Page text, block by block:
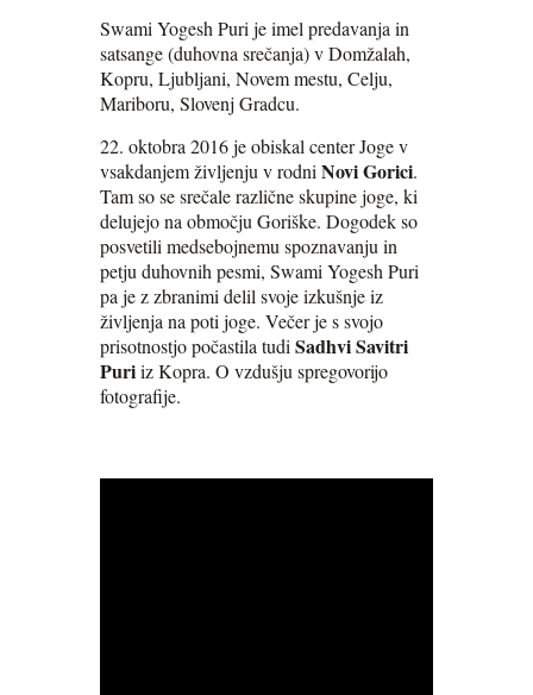
Swami Yogesh Puri je imel predavanja in
satsange (duhovna srečanja) v Domžalah,
Kopru, Ljubljani, Novem mestu, Celju,
Mariboru, Slovenj Gradcu.
22. oktobra 2016 je obiskal center Joge v
vsakdanjem življenju v rodni Novi Gorici.
Tam so se srečale različne skupine joge, ki
delujejo na območju Goriške. Dogodek so
posvetili medsebojnemu spoznavanju in
petju duhovnih pesmi, Swami Yogesh Puri
pa je z zbranimi delil svoje izkušnje iz
življenja na poti joge. Večer je s svojo
prisotnostjo počastila tudi Sadhvi Savitri
Puriiz Kopra. O vzdušju spregovorijo
fotografije.